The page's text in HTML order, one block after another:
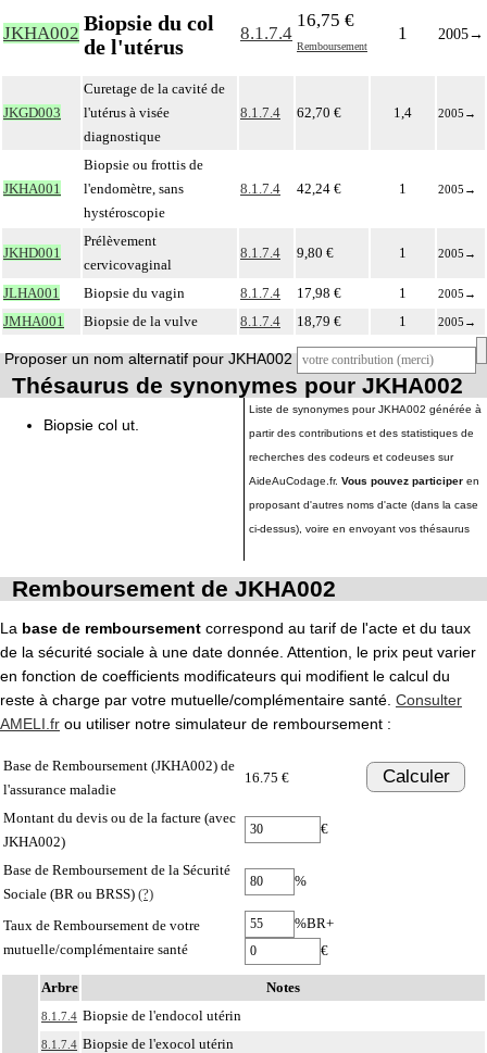
JKHA002 Biopsie du col
de l'utérus
8.1.7.4
16,75 €
Remboursement
1 2005→
JKGD003
Curetage de la cavité de
l'utérus à visée
diagnostique
8.1.7.4 62,70 € 1,4 2005 →
JKHA001
Biopsie ou frottis de
l'endomètre, sans
hystéroscopie
8.1.7.4 42,24 € 1 2005 →
JKHD001
Prélèvement
cervicovaginal
8.1.7.4 9,80 € 1 2005 →
JLHA001 Biopsie du vagin 8.1.7.4 17,98 € 1 2005 →
JMHA001 Biopsie de la vulve 8.1.7.4 18,79 € 1 2005 →
Proposer un nom alternatif pour JKHA002
Thésaurus de synonymes pour JKHA002
Biopsie col ut.
Liste de synonymes pour JKHA002 générée à
partir des contributions et des statistiques de
recherches des codeurs et codeuses sur
AideAuCodage.fr. Vous pouvez participer en
proposant d'autres noms d'acte (dans la case
ci-dessus), voire en envoyant vos thésaurus
Remboursement de JKHA002
La base de remboursement correspond au tarif de l'acte et du taux
de la sécurité sociale à une date donnée. Attention, le prix peut varier
en fonction de coefficients modificateurs qui modifient le calcul du
reste à charge par votre mutuelle/complémentaire santé. Consulter
AMELI.fr ou utiliser notre simulateur de remboursement :
Base de Remboursement (JKHA002) de
l'assurance maladie
16.75 € Calculer
Montant du devis ou de la facture (avec
JKHA002)
€
Base de Remboursement de la Sécurité
Sociale (BR ou BRSS) (?)
%
Taux de Remboursement de votre
mutuelle/complémentaire santé
%BR+
€
Arbre Notes
8.1.7.4 Biopsie de l'endocol utérin
8.1.7.4 Biopsie de l'exocol utérin